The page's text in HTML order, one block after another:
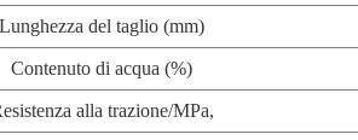
Lunghezza del taglio (mm)
Contenuto di acqua (%)
alla trazione/MPa,